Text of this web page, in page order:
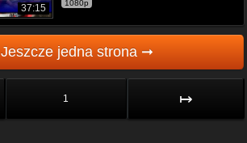
37:15 1080p
Jeszcze jedna strona ➞
1 ↦